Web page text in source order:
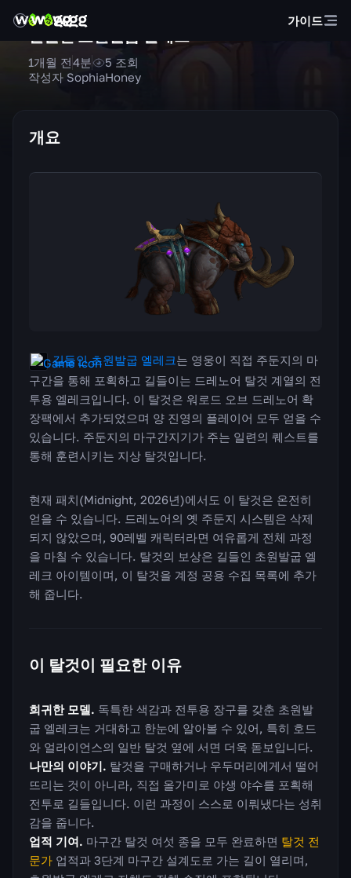
가이드
작성자 SophiaHoney
1개월 전4분 5 조회
개요
길들인 초원발굽 엘레크는 영웅이 직접 주둔지의 마
구간을 통해 포획하고 길들이는 드레노어 탈것 계열의 전
투용 엘레크입니다. 이 탈것은 워로드 오브 드레노어 확
장팩에서 추가되었으며 양 진영의 플레이어 모두 얻을 수
있습니다. 주둔지의 마구간지기가 주는 일련의 퀘스트를
통해 훈련시키는 지상 탈것입니다.
현재 패치(Midnight, 2026년)에서도 이 탈것은 온전히
얻을 수 있습니다. 드레노어의 옛 주둔지 시스템은 삭제
되지 않았으며, 90레벨 캐릭터라면 여유롭게 전체 과정
을 마칠 수 있습니다. 탈것의 보상은 길들인 초원발굽 엘
레크 아이템이며, 이 탈것을 계정 공용 수집 목록에 추가
해 줍니다.
이 탈것이 필요한 이유
희귀한 모델. 독특한 색감과 전투용 장구를 갖춘 초원발
굽 엘레크는 거대하고 한눈에 알아볼 수 있어, 특히 호드
와 얼라이언스의 일반 탈것 옆에 서면 더욱 돋보입니다.
나만의 이야기. 탈것을 구매하거나 우두머리에게서 떨어
뜨리는 것이 아니라, 직접 올가미로 야생 야수를 포획해
전투로 길들입니다. 이런 과정이 스스로 이뤄냈다는 성취
감을 줍니다.
업적 기여. 마구간 탈것 여섯 종을 모두 완료하면 탈것 전
문가 업적과 3단계 마구간 설계도로 가는 길이 열리며,